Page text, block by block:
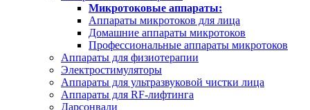
Микротоковые аппараты:
Аппараты микротоков для лица
Домашние аппараты микротоков
Профессиональные аппараты микротоков
Аппараты для физиотерапии
Электростимуляторы
Аппараты для ультразвуковой чистки лица
Аппараты для RF-лифтинга
Дарсонвали